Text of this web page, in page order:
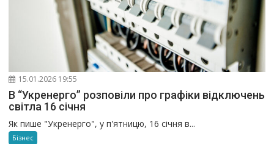
15.01.2026 19:55
В “Укренерго” розповіли про графіки відключень
світла 16 січня
Як пише "Укренерго", у п'ятницю, 16 січня в...
Бізнес